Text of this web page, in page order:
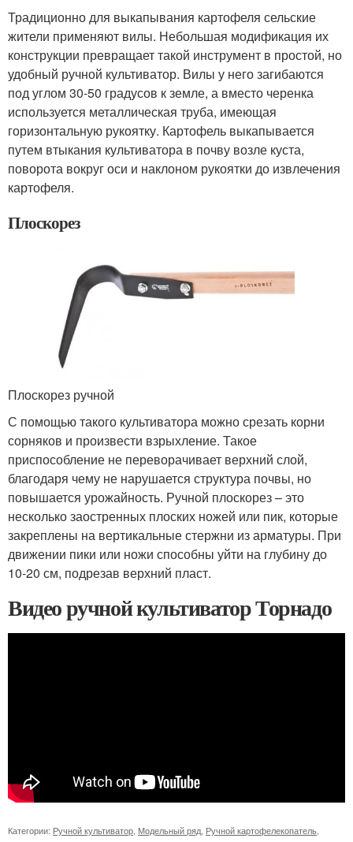
Традиционно для выкапывания картофеля сельские
жители применяют вилы. Небольшая модификация их
конструкции превращает такой инструмент в простой, но
удобный ручной культиватор. Вилы у него загибаются
под углом 30-50 градусов к земле, а вместо черенка
используется металлическая труба, имеющая
горизонтальную рукоятку. Картофель выкапывается
путем втыкания культиватора в почву возле куста,
поворота вокруг оси и наклоном рукоятки до извлечения
картофеля.
Плоскорез
Плоскорез ручной
С помощью такого культиватора можно срезать корни
сорняков и произвести взрыхление. Такое
приспособление не переворачивает верхний слой,
благодаря чему не нарушается структура почвы, но
повышается урожайность. Ручной плоскорез – это
несколько заостренных плоских ножей или пик, которые
закреплены на вертикальные стержни из арматуры. При
движении пики или ножи способны уйти на глубину до
10-20 см, подрезав верхний пласт.
Видео ручной культиватор Торнадо
Категории: Ручной культиватор Модельный ряд Ручной картофелекопатель